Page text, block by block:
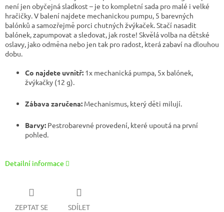
není jen obyčejná sladkost – je to kompletní sada pro malé i velké
hračičky. V balení najdete mechanickou pumpu, 5 barevných
balónků a samozřejmě porci chutných žvýkaček. Stačí nasadit
balónek, zapumpovat a sledovat, jak roste! Skvělá volba na dětské
oslavy, jako odměna nebo jen tak pro radost, která zabaví na dlouhou
dobu.
Co najdete uvnitř: 1x mechanická pumpa, 5x balónek,
žvýkačky (12 g).
Zábava zaručena: Mechanismus, který děti milují.
Barvy: Pestrobarevné provedení, které upoutá na první
pohled.
Detailní informace
ZEPTAT SE SDÍLET